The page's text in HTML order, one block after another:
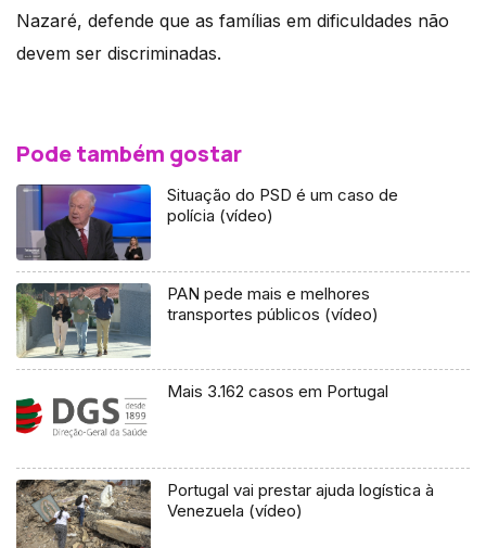
Nazaré, defende que as famílias em dificuldades não
devem ser discriminadas.
Pode também gostar
Situação do PSD é um caso de
polícia (vídeo)
PAN pede mais e melhores
transportes públicos (vídeo)
Mais 3.162 casos em Portugal
Portugal vai prestar ajuda logística à
Venezuela (vídeo)